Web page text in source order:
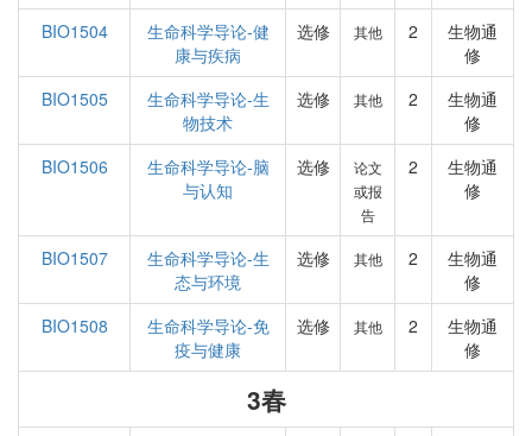
BIO1504
生命科学导论-健
康与疾病
选修 其他 2
生物通
修
BIO1505
生命科学导论-生
物技术
选修 其他 2
生物通
修
BIO1506
生命科学导论-脑
与认知
选修
论文
或报
告
2
生物通
修
BIO1507
生命科学导论-生
态与环境
选修 其他 2
生物通
修
BIO1508
生命科学导论-免
疫与健康
选修 其他 2
生物通
修
3春